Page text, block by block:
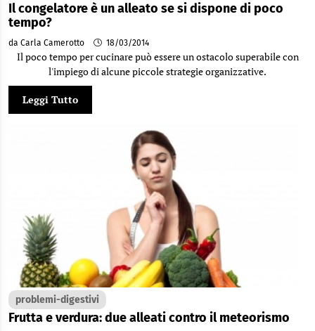
Il congelatore è un alleato se si dispone di poco
tempo?
da Carla Camerotto 18/03/2014
Il poco tempo per cucinare può essere un ostacolo superabile con
l'impiego di alcune piccole strategie organizzative.
Leggi Tutto
problemi-digestivi
Frutta e verdura: due alleati contro il meteorismo